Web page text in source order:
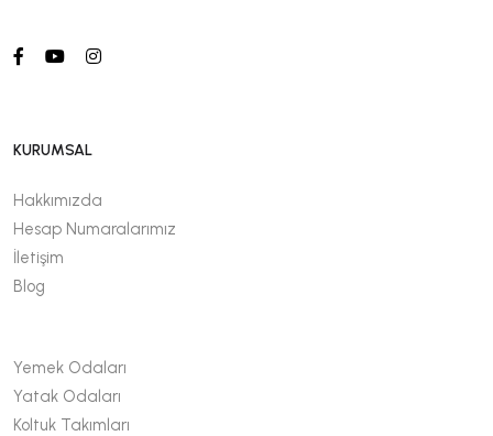
KURUMSAL
Hakkımızda
Hesap Numaralarımız
İletişim
Blog
Yemek Odaları
Yatak Odaları
Koltuk Takımları